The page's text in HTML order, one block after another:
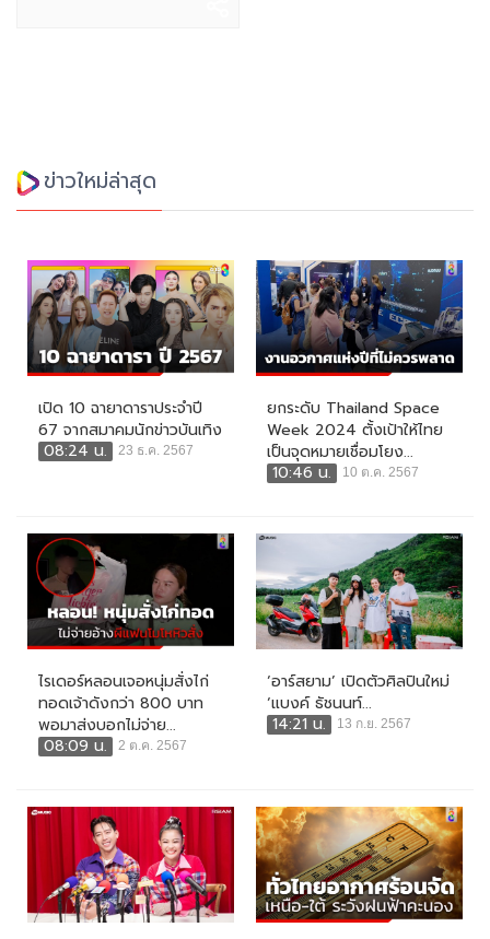
ข่าวใหม่ล่าสุด
เปิด 10 ฉายาดาราประจำปี
67 จากสมาคมนักข่าวบันเทิง
08:24 น.
23 ธ.ค. 2567
ยกระดับ Thailand Space
Week 2024 ตั้งเป้าให้ไทย
เป็นจุดหมายเชื่อมโยง...
10:46 น.
10 ต.ค. 2567
ไรเดอร์หลอนเจอหนุ่มสั่งไก่
ทอดเจ้าดังกว่า 800 บาท
พอมาส่งบอกไม่จ่าย...
08:09 น.
2 ต.ค. 2567
‘อาร์สยาม’ เปิดตัวศิลปินใหม่
‘แบงค์ ธัชนนท์...
14:21 น.
13 ก.ย. 2567